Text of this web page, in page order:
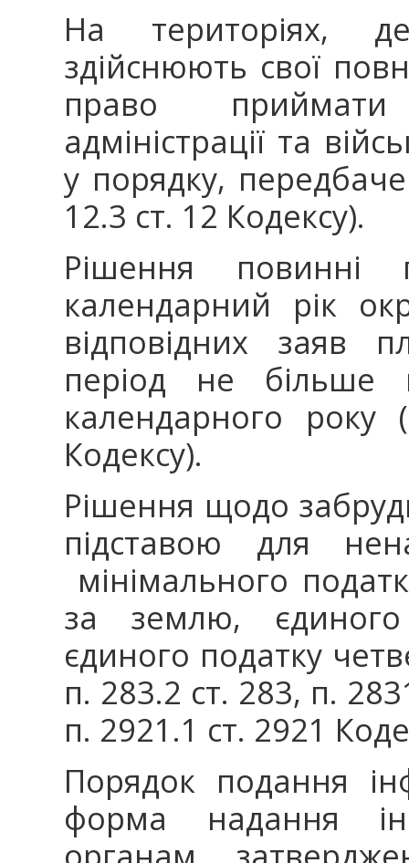
На територіях,
здійснюють свої
право приймати
адміністрації та
у порядку,
12.3 ст. 12 Кодексу).
Рішення повинні
календарний рік
відповідних заяв
період не більше
календарного
Кодексу).
Рішення щодо
підставою для
мінімального
за землю,
єдиного податку
п. 283.2 ст. 283, п.
п. 2921.1 ст. 2921
Порядок подання
форма надання